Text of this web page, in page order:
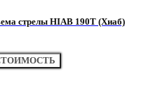
стрелы HIAB 190T (Хиаб)